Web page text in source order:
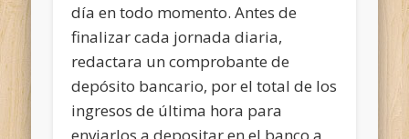
día en todo momento. Antes de
finalizar cada jornada diaria,
redactara un comprobante de
depósito bancario, por el total de los
ingresos de última hora para
enviarlos a depositar en el banco a